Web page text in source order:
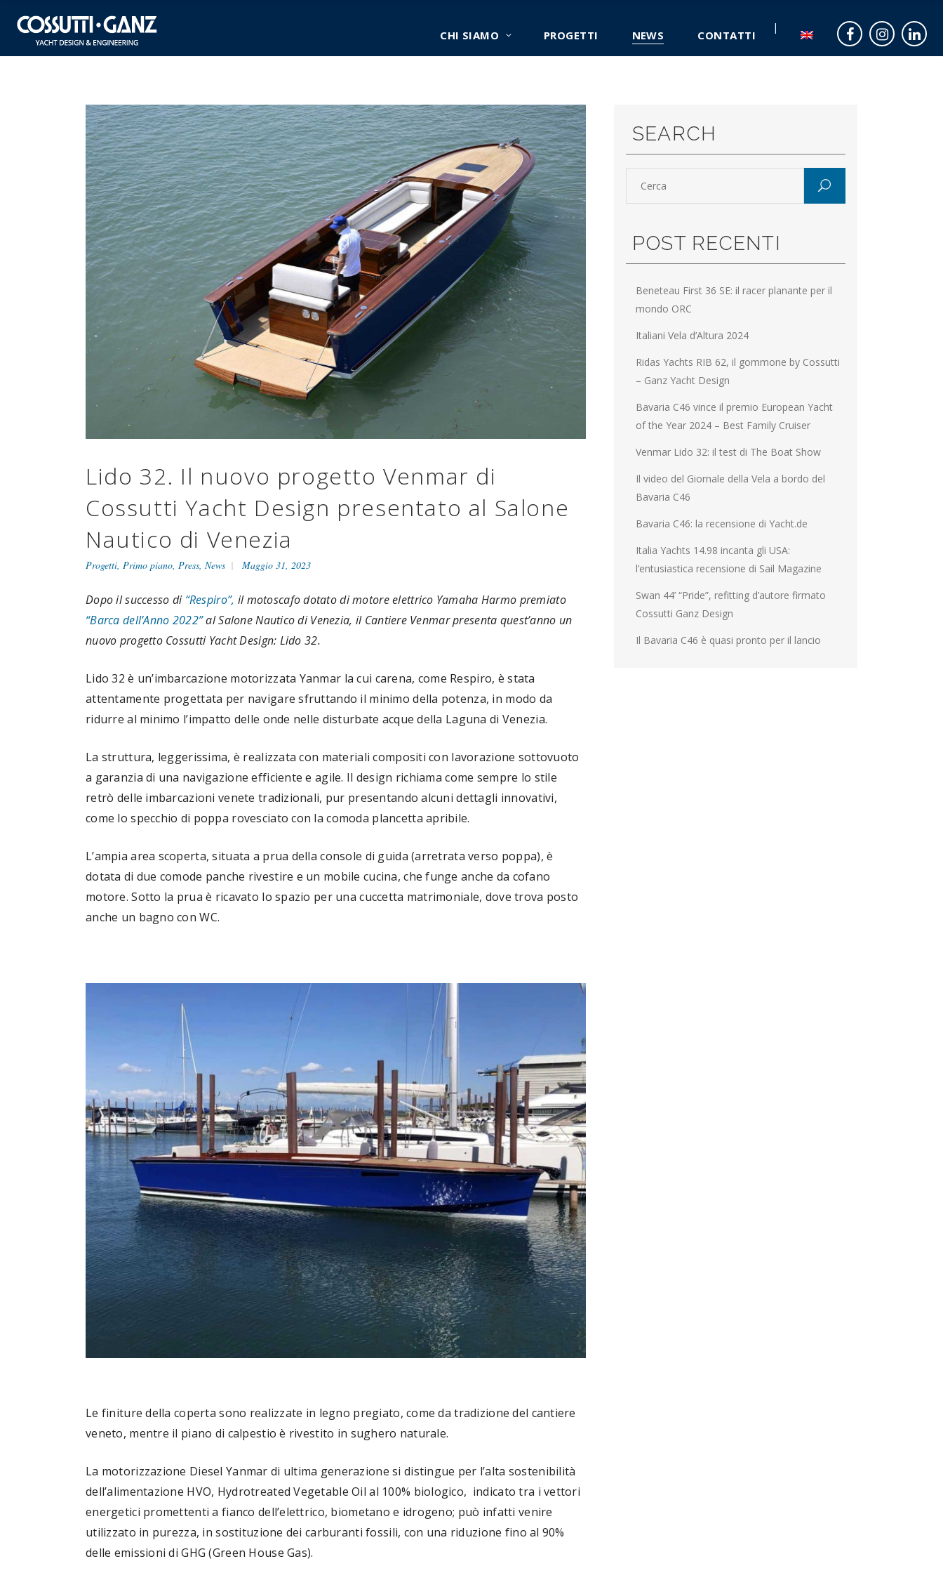
CHI SIAMO PROGETTI NEWS CONTATTI
Lido 32. Il nuovo progetto Venmar di
Cossutti Yacht Design presentato al Salone
Nautico di Venezia
Progetti Primo piano Press News Maggio 31, 2023
Dopo il successo di “Respiro”, il motoscafo dotato di motore elettrico Yamaha Harmo premiato
“Barca dell’Anno 2022”al Salone Nautico di Venezia, il Cantiere Venmar presenta quest’anno un
nuovo progetto Cossutti Yacht Design: Lido 32.
Lido 32 è un’imbarcazione motorizzata Yanmar la cui carena, come Respiro, è stata
attentamente progettata per navigare sfruttando il minimo della potenza, in modo da
ridurre al minimo l’impatto delle onde nelle disturbate acque della Laguna di Venezia.
La struttura, leggerissima, è realizzata con materiali compositi con lavorazione sottovuoto
a garanzia di una navigazione efficiente e agile. Il design richiama come sempre lo stile
retrò delle imbarcazioni venete tradizionali, pur presentando alcuni dettagli innovativi,
come lo specchio di poppa rovesciato con la comoda plancetta apribile.
L’ampia area scoperta, situata a prua della console di guida (arretrata verso poppa), è
dotata di due comode panche rivestire e un mobile cucina, che funge anche da cofano
motore. Sotto la prua è ricavato lo spazio per una cuccetta matrimoniale, dove trova posto
anche un bagno con WC.
Le finiture della coperta sono realizzate in legno pregiato, come da tradizione del cantiere
veneto, mentre il piano di calpestio è rivestito in sughero naturale.
La motorizzazione Diesel Yanmar di ultima generazione si distingue per l’alta sostenibilità
dell’alimentazione HVO, Hydrotreated Vegetable Oil al 100% biologico, indicato tra i vettori
energetici promettenti a fianco dell’elettrico, biometano e idrogeno; può infatti venire
utilizzato in purezza, in sostituzione dei carburanti fossili, con una riduzione fino al 90%
delle emissioni di GHG (Green House Gas).
SEARCH
POST RECENTI
Beneteau First 36 SE: il racer planante per il
mondo ORC
Italiani Vela d’Altura 2024
Ridas Yachts RIB 62, il gommone by Cossutti
– Ganz Yacht Design
Bavaria C46 vince il premio European Yacht
of the Year 2024 – Best Family Cruiser
Venmar Lido 32: il test di The Boat Show
Il video del Giornale della Vela a bordo del
Bavaria C46
Bavaria C46: la recensione di Yacht.de
Italia Yachts 14.98 incanta gli USA:
l’entusiastica recensione di Sail Magazine
Swan 44’ “Pride”, refitting d’autore firmato
Cossutti Ganz Design
Il Bavaria C46 è quasi pronto per il lancio